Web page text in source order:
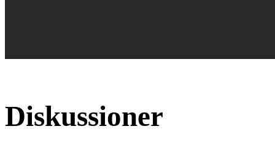
Diskussioner